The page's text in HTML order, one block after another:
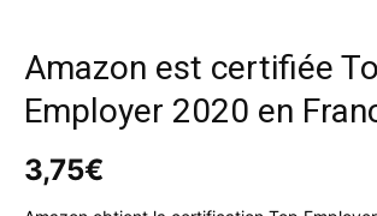
Amazon est certifiée
Employer 2020 en
3,75€